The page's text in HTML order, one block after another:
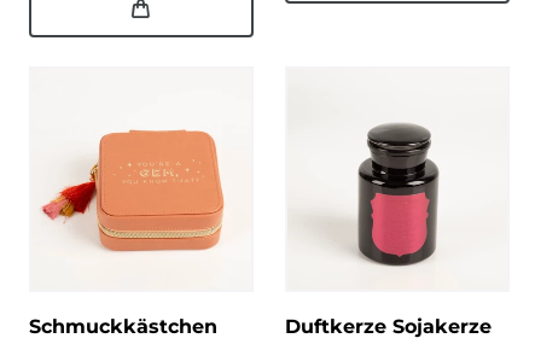
Schmuckkästchen
Duftkerze Sojakerze